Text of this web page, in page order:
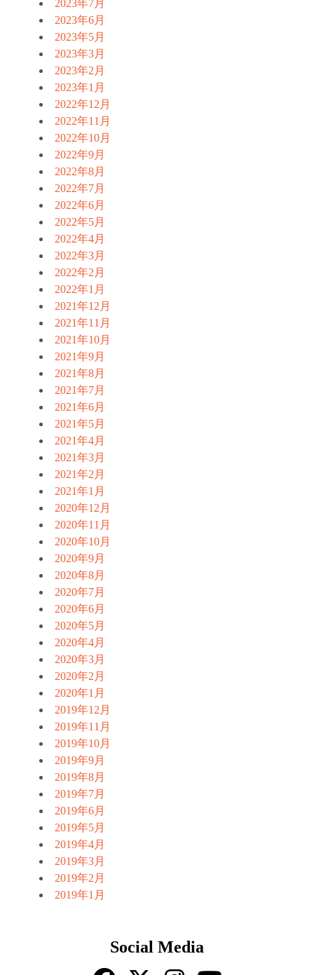
2023年7月
2023年6月
2023年5月
2023年3月
2023年2月
2023年1月
2022年12月
2022年11月
2022年10月
2022年9月
2022年8月
2022年7月
2022年6月
2022年5月
2022年4月
2022年3月
2022年2月
2022年1月
2021年12月
2021年11月
2021年10月
2021年9月
2021年8月
2021年7月
2021年6月
2021年5月
2021年4月
2021年3月
2021年2月
2021年1月
2020年12月
2020年11月
2020年10月
2020年9月
2020年8月
2020年7月
2020年6月
2020年5月
2020年4月
2020年3月
2020年2月
2020年1月
2019年12月
2019年11月
2019年10月
2019年9月
2019年8月
2019年7月
2019年6月
2019年5月
2019年4月
2019年3月
2019年2月
2019年1月
Social Media